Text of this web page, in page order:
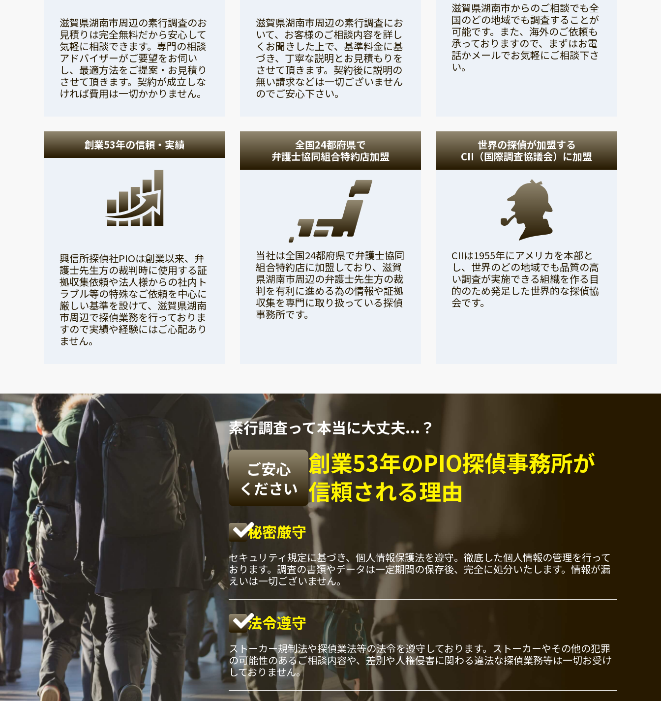
滋賀県湖南市周辺の素行調査のお
見積りは完全無料だから安心して
気軽に相談できます。専門の相談
アドバイザーがご要望をお伺い
し、最適方法をご提案・お見積り
させて頂きます。契約が成立しな
ければ費用は一切かかりません。
滋賀県湖南市周辺の素行調査にお
いて、お客様のご相談内容を詳し
くお聞きした上で、基準料金に基
づき、丁寧な説明とお見積もりを
させて頂きます。契約後に説明の
無い請求などは一切ございません
のでご安心下さい。
滋賀県湖南市からのご相談でも全
国のどの地域でも調査することが
可能です。また、海外のご依頼も
承っておりますので、まずはお電
話かメールでお気軽にご相談下さ
い。
創業53年の信頼・実績
興信所探偵社PIOは創業以来、弁
護士先生方の裁判時に使用する証
拠収集依頼や法人様からの社内ト
ラブル等の特殊なご依頼を中心に
厳しい基準を設けて、滋賀県湖南
市周辺で探偵業務を行っておりま
すので実績や経験にはご心配あり
ません。
全国24都府県で
弁護士協同組合特約店加盟
当社は全国24都府県で弁護士協同
組合特約店に加盟しており、滋賀
県湖南市周辺の弁護士先生方の裁
判を有利に進める為の情報や証拠
収集を専門に取り扱っている探偵
事務所です。
世界の探偵が加盟する
CII（国際調査協議会）に加盟
CIIは1955年にアメリカを本部と
し、世界のどの地域でも品質の高
い調査が実施できる組織を作る目
的のため発足した世界的な探偵協
会です。
素行調査って本当に大丈夫...？
ご安心
ください
創業53年のPIO探偵事務所が
信頼される理由
秘密厳守
セキュリティ規定に基づき、個人情報保護法を遵守。徹底した個人情報の管理を行って
おります。調査の書類やデータは一定期間の保存後、完全に処分いたします。情報が漏
えいは一切ございません。
法令遵守
ストーカー規制法や探偵業法等の法令を遵守しております。ストーカーやその他の犯罪
の可能性のあるご相談内容や、差別や人権侵害に関わる違法な探偵業務等は一切お受け
しておりません。